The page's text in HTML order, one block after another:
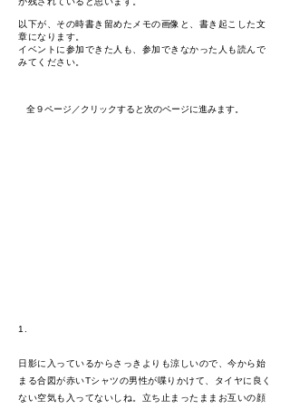
以下が 、その時書き留めたメモの画像と、書き起こした文
章になります。
​イベントに参加できた人も、参加できなかった人も読んで
みてください。
​全９ページ／クリックすると次のページに進みます。
1.
日影に入っているからさっきよりも涼しいので、今から始
まる合図が赤いTシャツの男性が喋りかけて、タイヤに良く
ない空気も入ってないしね。立ち止まったままお互いの顔